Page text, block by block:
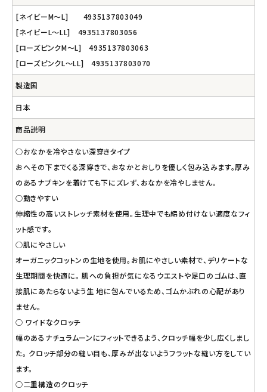
[ネイビーM～L] 4935137803049
[ネイビーL～LL] 4935137803056
[ローズピンクM～L] 4935137803063
[ローズピンクL～LL] 4935137803070
製造国
日本
商品説明
○おなかを冷やさない深穿きタイプ
おへその下までくる深穿きで、おなかとおしりを優しく包み込みます。厚み
のあるナプキンを着けても下にズレず、おなかを冷やしません。
○動きやすい
伸縮性の高いストレッチ素材を使用。生理中でも締め付けない適度なフィ
ット感です。
○肌にやさしい
オーガニックコットンの生地を使用。お肌にやさしい素材で、デリケートな
生理期間を快適に。 肌への負担が気になるウエストや足口のゴムは、直
接肌にあたらないよう生 地に包んでいるため、ゴムかぶれの心配があり
ません。
○ ワイドなクロッチ
幅のあるナチュラムーンにフィットできるよう、クロッチ幅を少し広くしまし
た。 クロッチ部分の縫い目も、厚みが出ないようフラットな縫い方をしてい
ます。
○二重構造のクロッチ